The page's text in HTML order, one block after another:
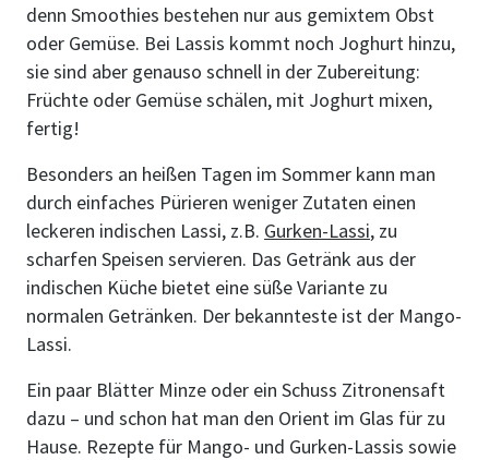
denn Smoothies bestehen nur aus gemixtem Obst
oder Gemüse. Bei Lassis kommt noch Joghurt hinzu,
sie sind aber genauso schnell in der Zubereitung:
Früchte oder Gemüse schälen, mit Joghurt mixen,
fertig!
Besonders an heißen Tagen im Sommer kann man
durch einfaches Pürieren weniger Zutaten einen
leckeren indischen Lassi, z.B. Gurken-Lassi, zu
scharfen Speisen servieren. Das Getränk aus der
indischen Küche bietet eine süße Variante zu
normalen Getränken. Der bekannteste ist der Mango-
Lassi.
Ein paar Blätter Minze oder ein Schuss Zitronensaft
dazu – und schon hat man den Orient im Glas für zu
Hause. Rezepte für Mango- und Gurken-Lassis sowie